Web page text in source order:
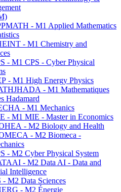
- M1 Applied Mathematics
- M1 Chemistry and
- M1 CPS - Cyber Physical
- M1 High Energy Physics
- M1 Mathematiques
Hadamard
- M1 Mechanics
- M1 MIE - Master in Economics
- M2 Biology and Health
- M2 Biomeca -
- M2 Cyber Physical System
- M2 Data AI - Data and
Intelligence
M2 Data Sciences
- M2 Énergie